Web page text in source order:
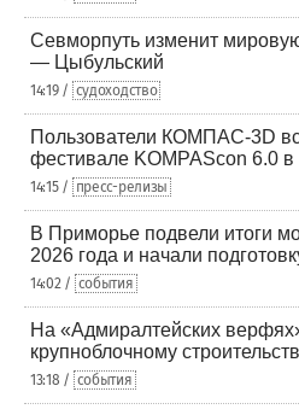
Севморпуть изменит
— Цыбульский
14:19 / судоходство
Пользователи КОМПАС-3D
фестивале KOMPAScon 6.0
14:15 / пресс-релизы
В Приморье подвели итоги
2026 года и начали
14:02 / события
На «Адмиралтейских
крупноблочному
13:18 / события